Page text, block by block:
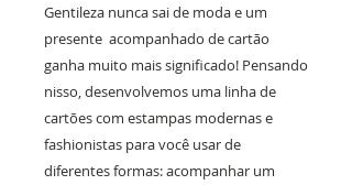
Gentileza nunca sai de moda e um
presente acompanhado de cartão
ganha muito mais significado! Pensando
nisso, desenvolvemos uma linha de
cartões com estampas modernas e
fashionistas para você usar de
diferentes formas: acompanhar um